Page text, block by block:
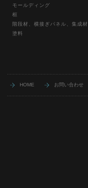
モールディング
框
階段材、横接ぎパネル、集成材
塗料
HOME お問い合わせ